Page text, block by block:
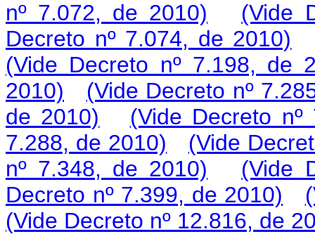
nº 7.072, de 2010)
(Vide
Decreto nº 7.074, de 2010)
(Vide Decreto nº 7.198, de
2010)
(Vide Decreto nº
de 2010)
(Vide Decreto
7.288, de 2010)
(Vide
nº 7.348, de 2010)
(Vide
Decreto nº 7.399, de 2010)
(Vide Decreto nº 12.816, de